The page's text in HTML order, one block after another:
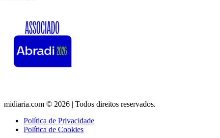
midiaria.com © 2026 | Todos direitos reservados.
Política de Privacidade
Política de Cookies